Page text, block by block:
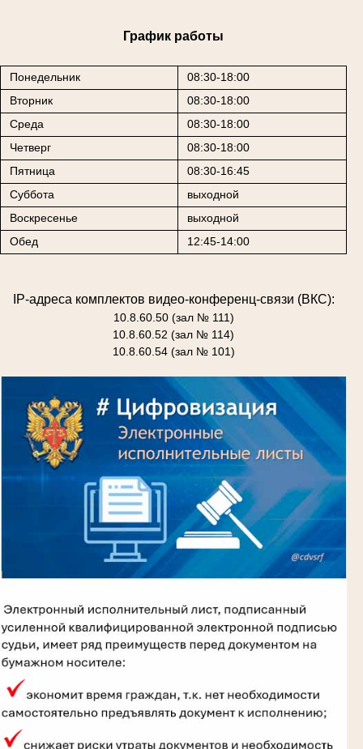
График работы
Понедельник
08:30-18:00
Вторник
08:30-18:00
Среда
08:30-18:00
Четверг
08:30-18:00
Пятница
08:30-16:45
Суббота
выходной
Воскресенье
выходной
Обед
12:45-14:00
IP-адреса комплектов видео-конференц-связи (ВКС):
10.8.60.50 (зал № 111)
10.8.60.52 (зал № 114)
10.8.60.54 (зал № 101)